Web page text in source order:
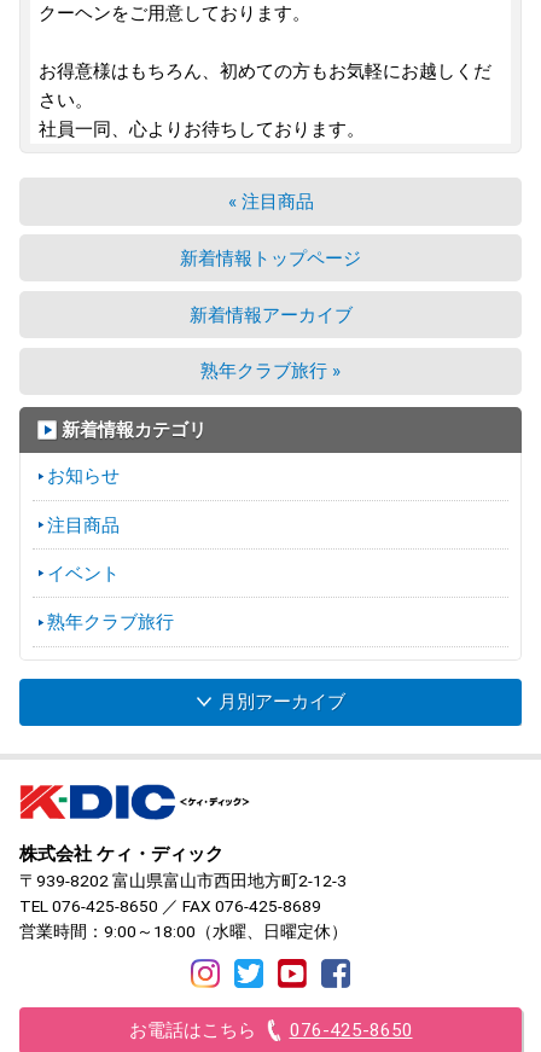
クーヘンをご用意しております。
お得意様はもちろん、初めての方もお気軽にお越しくだ
さい。
社員一同、心よりお待ちしております。
« 注目商品
新着情報トップページ
新着情報アーカイブ
熟年クラブ旅行 »
新着情報カテゴリ
お知らせ
注目商品
イベント
熟年クラブ旅行
月別アーカイブ
株式会社 ケィ・ディック
〒939-8202 富山県富山市西田地方町2-12-3
TEL 076-425-8650 ／ FAX 076-425-8689
営業時間：9:00～18:00（水曜、日曜定休）
お電話はこちら 076-425-8650